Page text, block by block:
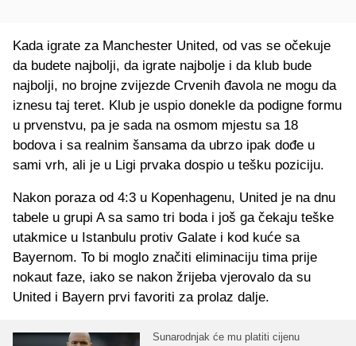
Kada igrate za Manchester United, od vas se očekuje
da budete najbolji, da igrate najbolje i da klub bude
najbolji, no brojne zvijezde Crvenih đavola ne mogu da
iznesu taj teret. Klub je uspio donekle da podigne formu
u prvenstvu, pa je sada na osmom mjestu sa 18
bodova i sa realnim šansama da ubrzo ipak dođe u
sami vrh, ali je u Ligi prvaka dospio u tešku poziciju.
Nakon poraza od 4:3 u Kopenhagenu, United je na dnu
tabele u grupi A sa samo tri boda i još ga čekaju teške
utakmice u Istanbulu protiv Galate i kod kuće sa
Bayernom. To bi moglo značiti eliminaciju tima prije
nokaut faze, iako se nakon žrijeba vjerovalo da su
United i Bayern prvi favoriti za prolaz dalje.
Sunarodnjak će mu platiti cijenu